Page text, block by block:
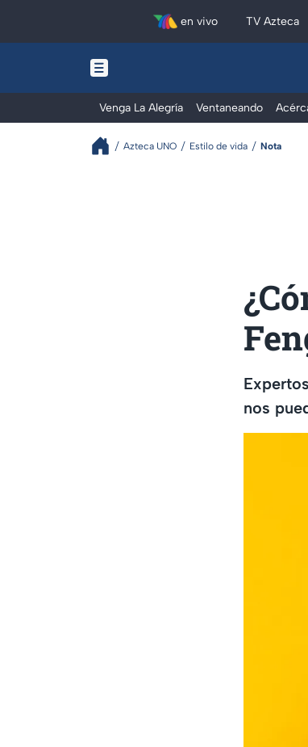
en vivo TV Azteca
Venga La Alegría Ventaneando
Azteca UNO Estilo de vida Nota
nos